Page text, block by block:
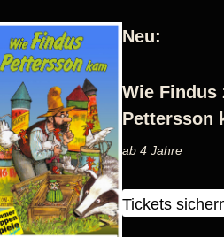
Neu:
Wie Findus
Pettersson
ab 4 Jahre
Tickets